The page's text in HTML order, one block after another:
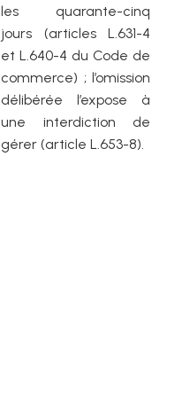
les quarante-cinq
jours (articles L.631-4
et L.640-4 du Code de
commerce) ; l’omission
délibérée l’expose à
une interdiction de
gérer (article L.653-8).